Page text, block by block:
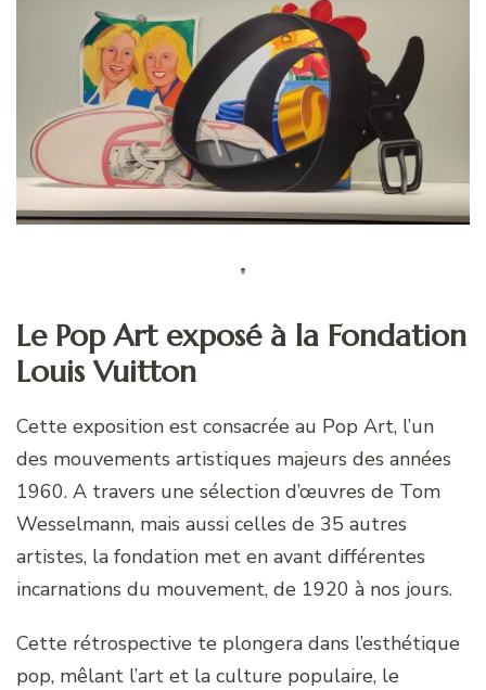
Le Pop Art exposé à la Fondation
Louis Vuitton
Cette exposition est consacrée au Pop Art, l’un
des mouvements artistiques majeurs des années
1960. A travers une sélection d’œuvres de Tom
Wesselmann, mais aussi celles de 35 autres
artistes, la fondation met en avant différentes
incarnations du mouvement, de 1920 à nos jours.
Cette rétrospective te plongera dans l’esthétique
pop, mêlant l’art et la culture populaire, le